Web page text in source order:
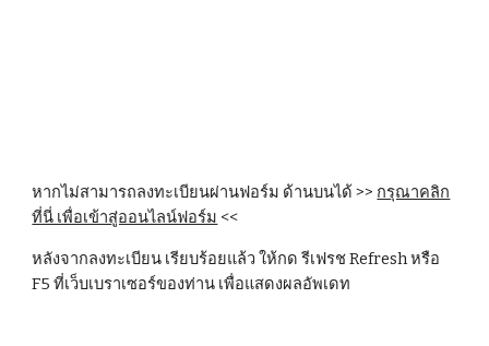
หากไม่สามารถลงทะเบียนผ่านฟอร์ม ด้านบนได้ >> กรุณาคลิก
ที่นี่ เพื่อเข้าสู่ออนไลน์ฟอร์ม <<
หลังจากลงทะเบียน เรียบร้อยแล้ว ให้กด รีเฟรช Refresh หรือ
F5 ที่เว็บเบราเซอร์ของท่าน เพื่อแสดงผลอัพเดท